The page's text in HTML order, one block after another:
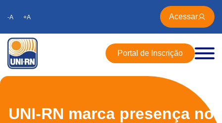
-A +A Acessar
Portal de Inscrição
UNI-RN marca presença no